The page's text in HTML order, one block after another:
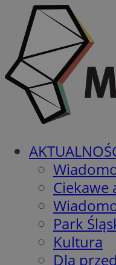
Ciekawe
Park
Kultura
Dla